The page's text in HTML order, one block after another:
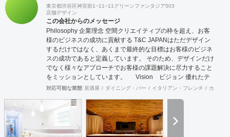
東京都渋谷区神宮前1−11−11グリーンファンタジア503
店舗デザイン
この会社からのメッセージ
Philosophy 企業理念 空間クリエイティブの枠を超え、お客
様のビジネスの成功に貢献する T&C JAPANはただデザイン
するだけではなく、あくまで最終的な目標はお客様のビジネ
スの成功であると定義しています。 そのため、デザインだけ
でなく様々なアプローチでお客様の課題解決に尽力すること
をミッションとしています。 Vision ビジョン 優れたテ
クノロジーとクリエイティブによる言語の壁を越えた空間デ
指します よりグローバルな視点で、世界の最先端のデザイン
をスタンダードに取り入れることで、 国境を越えて活躍し続
けるデザイン会社を目指します。 Value バリュー 感動・創
造・挑戦 感動：軽薄な流行を追わず、用途や目的に沿った本
対応可能な業態 居酒屋 ダイニング・バー イタリアン・フレンチ カフェ